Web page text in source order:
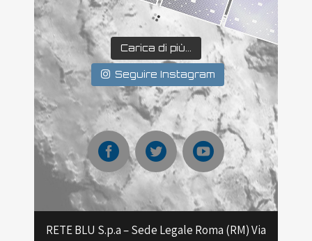
Carica di più...
Seguire Instagram
RETE BLU S.p.a – Sede Legale Roma (RM) Via